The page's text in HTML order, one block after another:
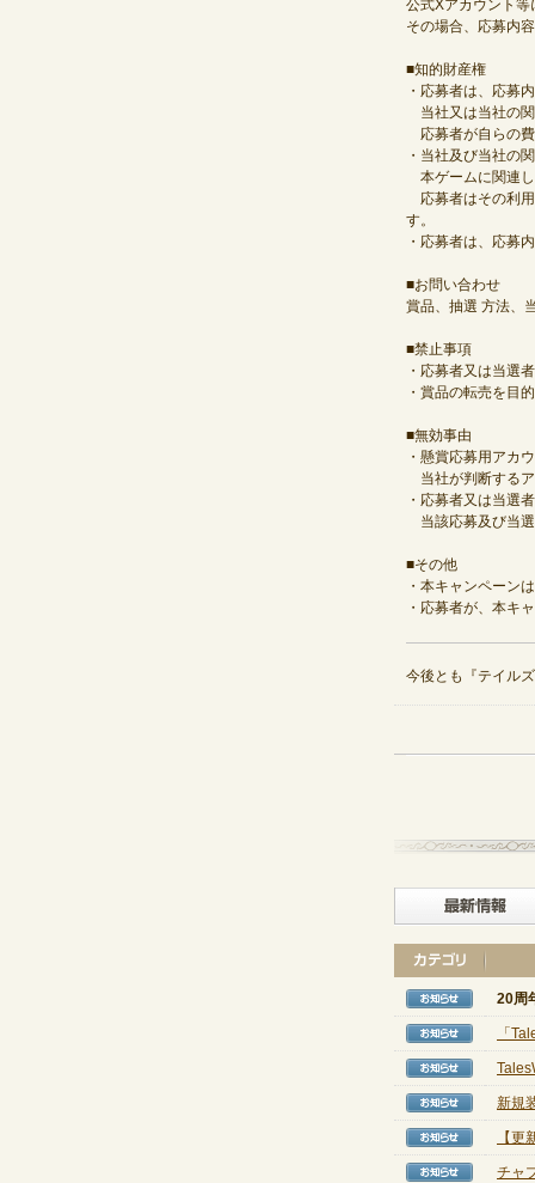
公式Xアカウント
その場合、応募内
■知的財産権
・応募者は、応募
当社又は当社の
応募者が自らの
・当社及び当社の
本ゲームに関連
応募者はその利用
す。
・応募者は、応募
■お問い合わせ
賞品、抽選 方法、
■禁止事項
・応募者又は当選
・賞品の転売を目
■無効事由
・懸賞応募用アカ
当社が判断する
・応募者又は当選
当該応募及び当
■その他
・本キャンペーン
・応募者が、本キ
今後とも『テイル
【お
20周
【お
「
【お
【お
新規
【お
【
【お
チャ